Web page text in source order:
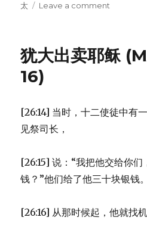
太
Leave a comment
选
(MAT
犹大出卖耶稣
16)
[26:14] 当时，十二使徒中有
见祭司长，
[26:15] 说：“我把他交给你
钱？”他们给了他三十块银钱。
[26:16] 从那时候起，他就找